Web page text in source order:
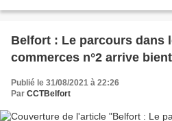
Belfort : Le parcours dans
commerces n°2 arrive
Publié le 31/08/2021 à 22:26
Par CCTBelfort